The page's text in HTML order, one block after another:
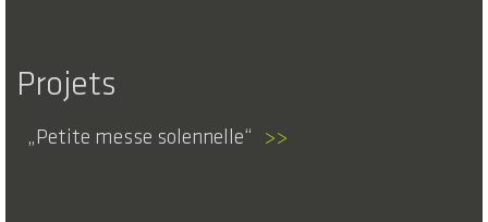
Projets
Petite messe solennelle >>